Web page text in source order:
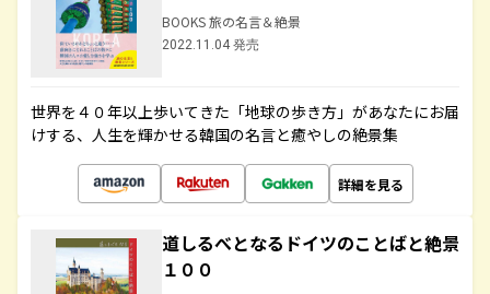
BOOKS 旅の名言＆絶景
2022.11.04 発売
世界を４０年以上歩いてきた「地球の歩き方」があなたにお届
けする、人生を輝かせる韓国の名言と癒やしの絶景集
詳細を見る
道しるべとなるドイツのことばと絶景
１００